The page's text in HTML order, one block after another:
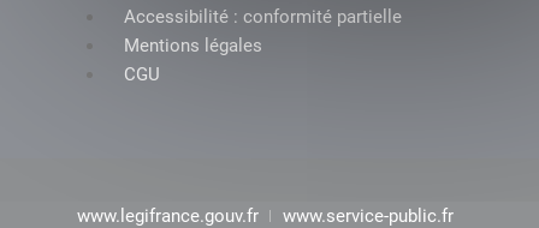
Accessibilité : conformité partielle
Mentions légales
CGU
www.legifrance.gouv.fr
www.service-public.fr